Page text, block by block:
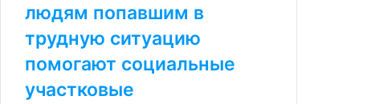
людям попавшим в
трудную ситуацию
помогают социальные
участковые